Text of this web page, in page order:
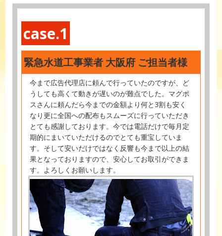
case.1
緊急水道工事業者 大阪府 ご担当者様
今まで広告代理店に頼んで行っていたのですが、ど
うしても高くて動きが遅いのが難点でした。マグポ
スさんに頼んだら今までの金額より何と3割も安く
なり更に全国への配布もスムーズに行っていただき
とても感謝しております。今では電話だけで毎月定
期的にまいていただけるのでとても重宝していま
す。そして安いだけではなく反響も今まで以上の結
果となっておりますので、安心してお取引ができま
す。よろしくお願いします。